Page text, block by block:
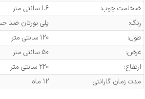
ضخامت چوب:
1.6 سانتی متر
رنگ:
پلی یورتان ضد
طول:
120 سانتی متر
عرض:
50 سانتی متر
ارتفاع:
220 سانتی متر
مدت زمان گارانتی:
12 ماه